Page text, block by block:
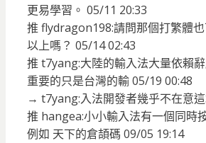
更易學習。 05/11 20:33
推 flydragon198:請問那個打繁體
以上嗎？ 05/14 02:43
推 t7yang:大陸的輸入法大量依賴
重要的只是台灣的輸 05/19 00:48
→ t7yang:入法開發者幾乎不在意
推 hangea:小小輸入法有一個同時
例如 天下的倉頡碼 09/05 19:14